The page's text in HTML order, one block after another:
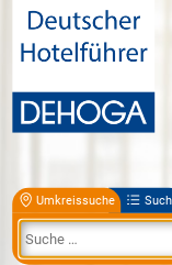
Umkreissuche